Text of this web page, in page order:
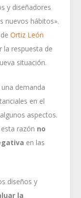
y diseñadores
nuevos hábitos».
Ortiz León
la respuesta de
situación.
demanda
en el
aspectos.
razón no
en las
diseños y
la